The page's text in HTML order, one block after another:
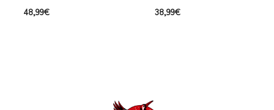
48,99€ 38,99€